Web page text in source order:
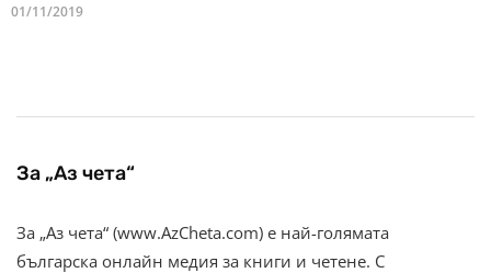
01/11/2019
За „Аз чета“
За „Аз чета“ (www.AzCheta.com) е най-голямата
българска онлайн медия за книги и четене. С